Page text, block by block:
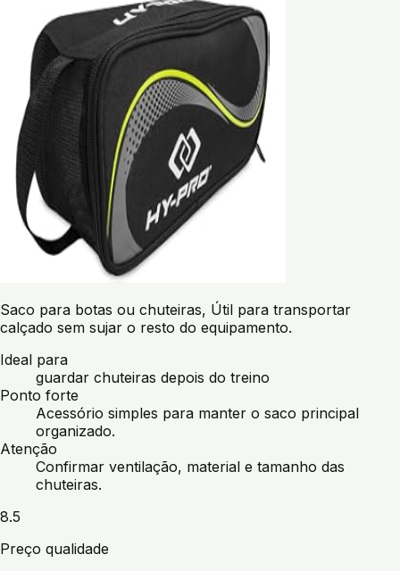
Saco para botas ou chuteiras, Útil para transportar
calçado sem sujar o resto do equipamento.
Ideal para
guardar chuteiras depois do treino
Ponto forte
Acessório simples para manter o saco principal
organizado.
Atenção
Confirmar ventilação, material e tamanho das
chuteiras.
8.5
Preço qualidade